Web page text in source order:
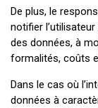
De plus, le
notifier
des données, à
formalités, coûts
Dans le cas où
données à